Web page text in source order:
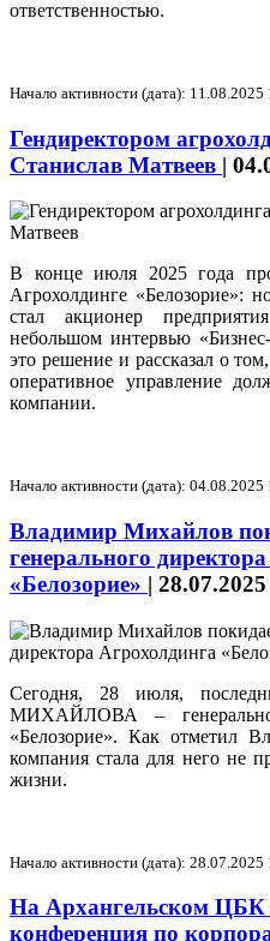
ответственностью.
Начало активности (дата):
Гендиректором
Станислав Матвеев |
В конце июля 2025 года
Агрохолдинге «Белозорие»:
стал акционер
небольшом интервью
это решение и рассказал о
оперативное управление
компании.
Начало активности (дата):
Владимир Михайлов
генерального
«Белозорие» | 28.07.2025
Сегодня, 28 июля,
МИХАЙЛОВА –
«Белозорие». Как отметил
компания стала для него не
жизни.
Начало активности (дата):
На Архангельском ЦБК
конференция по